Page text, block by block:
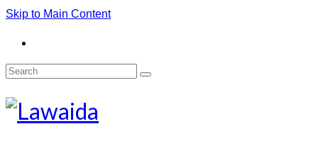
Skip to Main Content
Search